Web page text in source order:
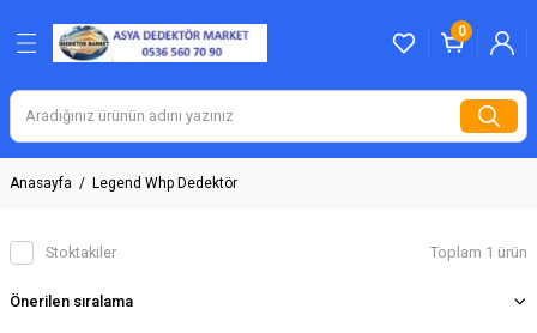
0
Anasayfa Legend Whp Dedektör
Stoktakiler Toplam 1 ürün